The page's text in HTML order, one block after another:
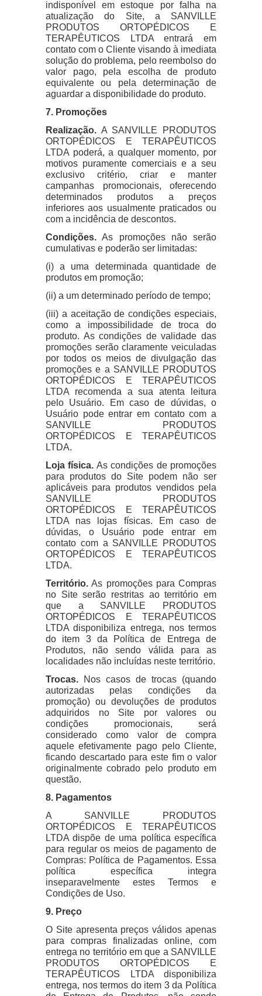
indisponível em estoque por falha na
atualização do Site, a SANVILLE
PRODUTOS ORTOPÉDICOS E
TERAPÊUTICOS LTDA entrará em
contato com o Cliente visando à imediata
solução do problema, pelo reembolso do
valor pago, pela escolha de produto
equivalente ou pela determinação de
aguardar a disponibilidade do produto.
7. Promoções
Realização.A SANVILLE PRODUTOS
ORTOPÉDICOS E TERAPÊUTICOS
LTDA poderá, a qualquer momento, por
motivos puramente comerciais e a seu
exclusivo critério, criar e manter
campanhas promocionais, oferecendo
determinados produtos a preços
inferiores aos usualmente praticados ou
com a incidência de descontos.
Condições.As promoções não serão
cumulativas e poderão ser limitadas:
(i) a uma determinada quantidade de
produtos em promoção;
(ii) a um determinado período de tempo;
(iii) a aceitação de condições especiais,
como a impossibilidade de troca do
produto. As condições de validade das
promoções serão claramente veiculadas
por todos os meios de divulgação das
promoções e a SANVILLE PRODUTOS
ORTOPÉDICOS E TERAPÊUTICOS
LTDA recomenda a sua atenta leitura
pelo Usuário. Em caso de dúvidas, o
Usuário pode entrar em contato com a
SANVILLE PRODUTOS
ORTOPÉDICOS E TERAPÊUTICOS
LTDA.
Loja física. As condições de promoções
para produtos do Site podem não ser
aplicáveis para produtos vendidos pela
SANVILLE PRODUTOS
ORTOPÉDICOS E TERAPÊUTICOS
LTDA nas lojas físicas. Em caso de
dúvidas, o Usuário pode entrar em
contato com a SANVILLE PRODUTOS
ORTOPÉDICOS E TERAPÊUTICOS
LTDA.
Território.As promoções para Compras
no Site serão restritas ao território em
que a SANVILLE PRODUTOS
ORTOPÉDICOS E TERAPÊUTICOS
LTDA disponibiliza entrega, nos termos
do item 3 da Política de Entrega de
Produtos, não sendo válida para as
localidades não incluídas neste território.
Trocas.Nos casos de trocas (quando
autorizadas pelas condições da
promoção) ou devoluções de produtos
adquiridos no Site por valores ou
condições promocionais, será
considerado como valor de compra
aquele efetivamente pago pelo Cliente,
ficando descartado para este fim o valor
originalmente cobrado pelo produto em
questão.
8. Pagamentos
A SANVILLE PRODUTOS
ORTOPÉDICOS E TERAPÊUTICOS
LTDA dispõe de uma política específica
para regular os meios de pagamento de
Compras: Política de Pagamentos. Essa
política específica integra
inseparavelmente estes Termos e
Condições de Uso.
9. Preço
O Site apresenta preços válidos apenas
para compras finalizadas online, com
entrega no território em que a SANVILLE
PRODUTOS ORTOPÉDICOS E
TERAPÊUTICOS LTDA disponibiliza
entrega, nos termos do item 3 da Política